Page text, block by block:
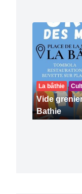
La bâthie
Vide
Bathie